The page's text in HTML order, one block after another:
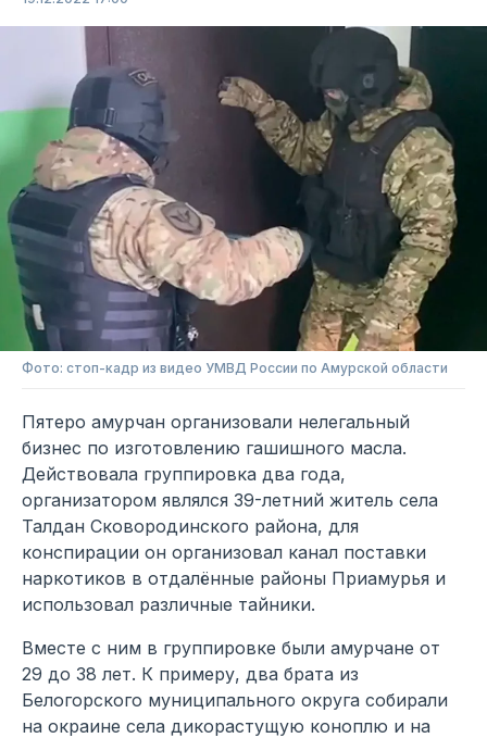
Фото: стоп-кадр из видео УМВД России по Амурской области
Пятеро амурчан организовали нелегальный
бизнес по изготовлению гашишного масла.
Действовала группировка два года,
организатором являлся 39-летний житель села
Талдан Сковородинского района, для
конспирации он организовал канал поставки
наркотиков в отдалённые районы Приамурья и
использовал различные тайники.
Вместе с ним в группировке были амурчане от
29 до 38 лет. К примеру, два брата из
Белогорского муниципального округа собирали
на окраине села дикорастущую коноплю и на